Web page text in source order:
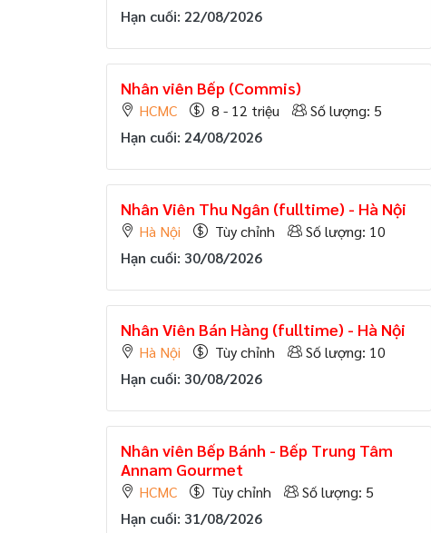
Hạn cuối: 22/08/2026
Nhân viên Bếp (Commis)
HCMC 8 - 12 triệu
Số lượng: 5
Hạn cuối: 24/08/2026
Nhân Viên Thu Ngân (fulltime) - Hà Nội
Hà Nội Tùy chỉnh
Số lượng: 10
Hạn cuối: 30/08/2026
Nhân Viên Bán Hàng (fulltime) - Hà Nội
Hà Nội Tùy chỉnh
Số lượng: 10
Hạn cuối: 30/08/2026
Nhân viên Bếp Bánh - Bếp Trung Tâm
Annam Gourmet
HCMC Tùy chỉnh
Số lượng: 5
Hạn cuối: 31/08/2026